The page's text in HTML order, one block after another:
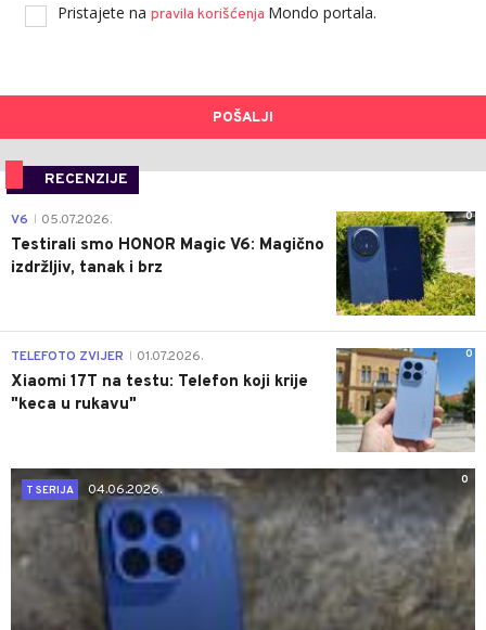
Pristajete na pravila korišćenja Mondo portala.
POŠALJI
RECENZIJE
0
V6 05.07.2026.
Testirali smo HONOR Magic V6: Magično
izdržljiv, tanak i brz
0
TELEFOTO ZVIJER 01.07.2026.
Xiaomi 17T na testu: Telefon koji krije
"keca u rukavu"
0
T SERIJA
04.06.2026.